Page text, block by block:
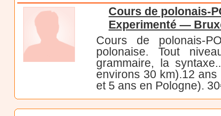
Cours de polonais-
Experimenté —
Cours de polonais-
polonaise. Tout
grammaire, la
environs 30 km).12 ans
et 5 ans en Pologne).